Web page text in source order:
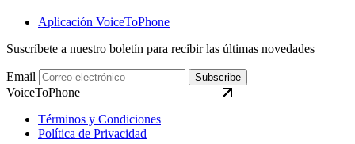
Aplicación VoiceToPhone
Suscríbete a nuestro boletín para recibir las últimas novedades
Email Subscribe
VoiceToPhone
Términos y Condiciones
Política de Privacidad